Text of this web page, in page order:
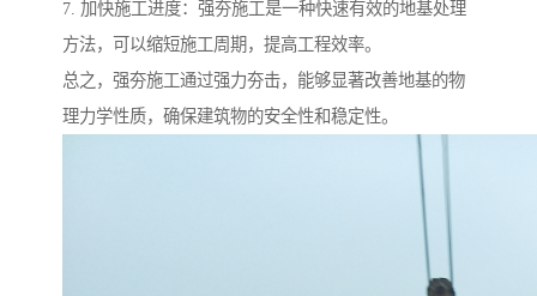
7. 加快施工进度：强夯施工是一种快速有效的地基处理
方法，可以缩短施工周期，提高工程效率。
总之，强夯施工通过强力夯击，能够显著改善地基的物
理力学性质，确保建筑物的安全性和稳定性。